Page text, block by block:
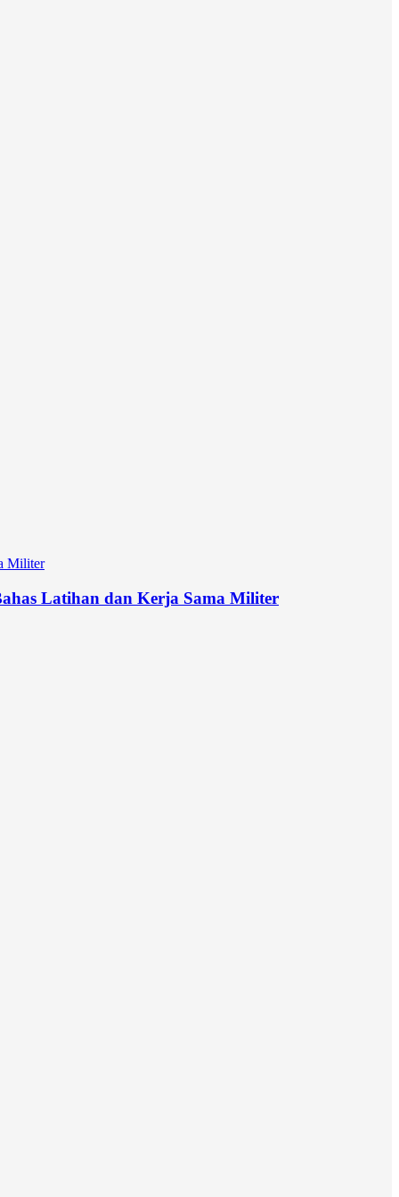
Latihan dan Kerja Sama Militer